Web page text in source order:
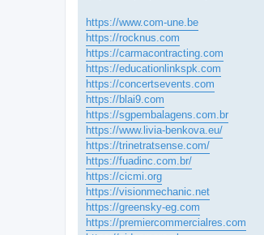
https://www.com-une.be
https://rocknus.com
https://carmacontracting.com
https://educationlinkspk.com
https://concertsevents.com
https://blai9.com
https://sgpembalagens.com.br
https://www.livia-benkova.eu/
https://trinetratsense.com/
https://fuadinc.com.br/
https://cicmi.org
https://visionmechanic.net
https://greensky-eg.com
https://premiercommercialres.com